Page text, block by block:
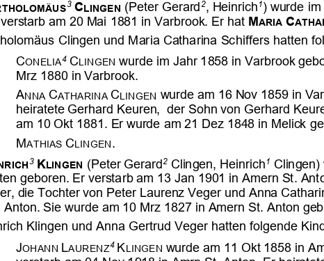
     
   
   

     
   
     
     